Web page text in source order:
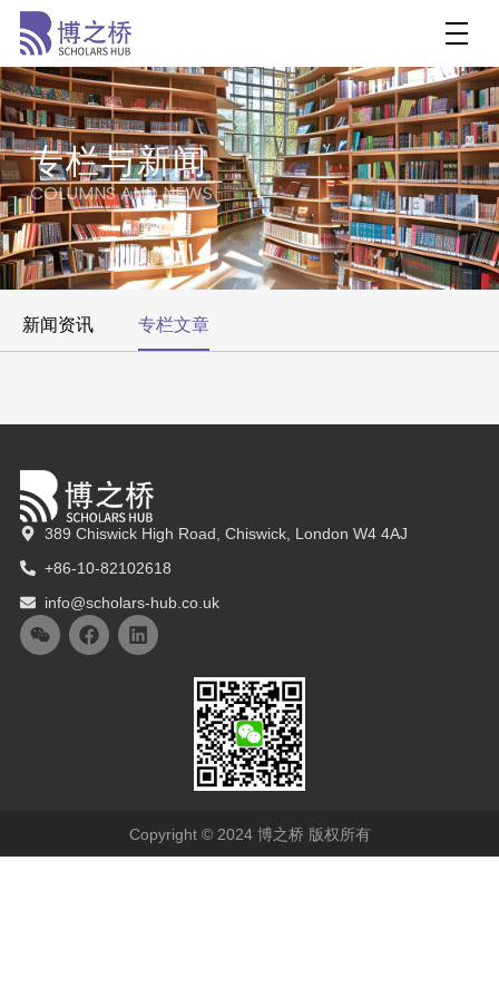
专栏与新闻
COLUMNS AND NEWS
新闻资讯 专栏文章
389 Chiswick High Road, Chiswick, London W4 4AJ
+86-10-82102618
info@scholars-hub.co.uk
Copyright © 2024 博之桥 版权所有